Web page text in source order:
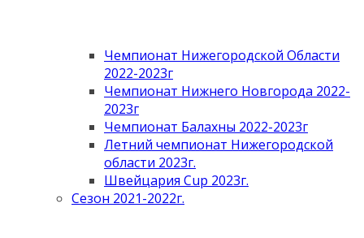
Чемпионат Нижегородской Области
2022-2023г
Чемпионат Нижнего Новгорода 2022-
2023г
Чемпионат Балахны 2022-2023г
Летний чемпионат Нижегородской
области 2023г.
Швейцария Cup 2023г.
Сезон 2021-2022г.